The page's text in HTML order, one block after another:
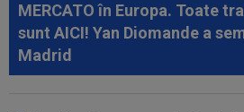
19:58
UTA - Rapid, LIVE VIDEO, ora
Digi Sport 1. ECHIPELE. Se...
19:56
Cristi Chivu a spus-o fără
MERCATO în Europa. Toate
sunt AICI! Yan Diomande a
Madrid